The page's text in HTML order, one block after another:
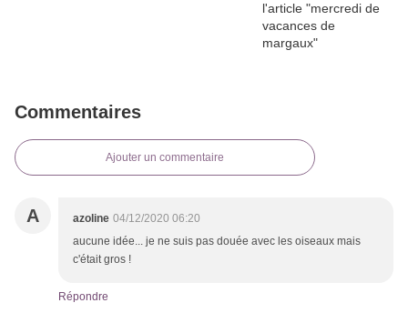
Commentaires
Ajouter un commentaire
A azoline 04/12/2020 06:20
aucune idée... je ne suis pas douée avec les oiseaux mais
c'était gros !
Répondre